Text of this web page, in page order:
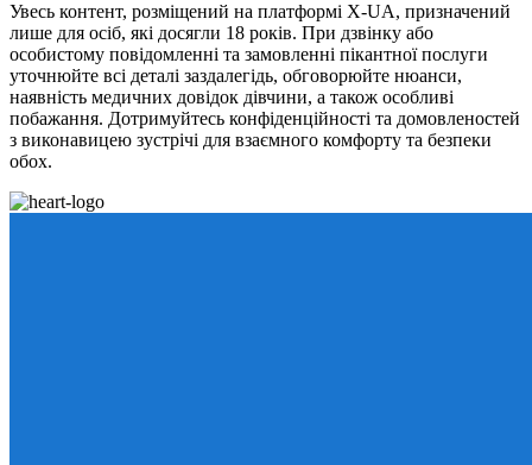
Увесь контент, розміщений на платформі X-UA, призначений
лише для осіб, які досягли 18 років. При дзвінку або
особистому повідомленні та замовленні пікантної послуги
уточнюйте всі деталі заздалегідь, обговорюйте нюанси,
наявність медичних довідок дівчини, а також особливі
побажання. Дотримуйтесь конфіденційності та домовленостей
з виконавицею зустрічі для взаємного комфорту та безпеки
обох.